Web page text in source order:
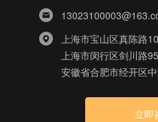
上海市宝山区真陈路
上海市闵行区剑川路
安徽省合肥市经开区
立即